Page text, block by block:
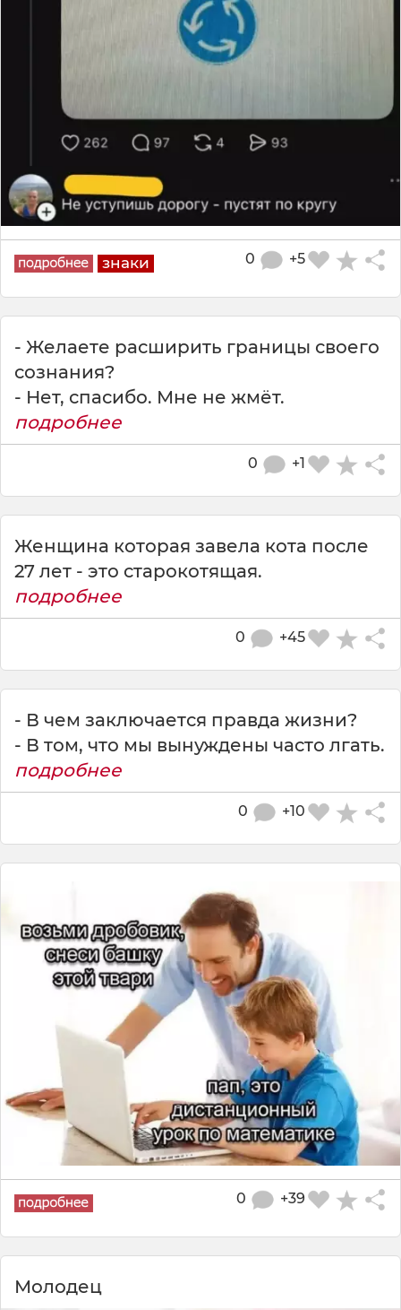
знаки +5
0
- Желаете расширить границы своего
сознания?
- Нет, спасибо. Мне не жмёт.
подробнее
+1
0
Женщина которая завела кота после
27 лет - это старокотящая.
подробнее
+45
0
- В чем заключается правда жизни?
- В том, что мы вынуждены часто лгать.
подробнее
+10
0
+39
0
Молодец